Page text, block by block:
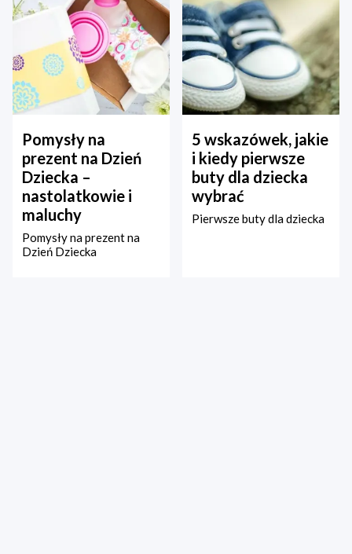
Pomysły na
prezent na Dzień
Dziecka –
nastolatkowie i
maluchy
Pomysły na prezent na
Dzień Dziecka
5 wskazówek, jakie
i kiedy pierwsze
buty dla dziecka
wybrać
Pierwsze buty dla dziecka